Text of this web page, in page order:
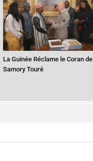
La Guinée Réclame le Coran de
Samory Touré